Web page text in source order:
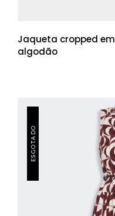
Jaqueta cropped em
algodão
ESGOTADO